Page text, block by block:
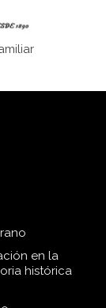
en la
histórica